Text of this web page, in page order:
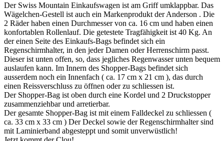
Der Swiss Mountain Einkaufswagen ist am Griff umklappbar. Das
Wägelchen-Gestell ist auch ein Markenprodukt der Anderson . Die
2 Räder haben einen Durchmesser von ca. 16 cm und haben einen
konfortablen Rollenlauf. Die getestete Tragfähigkeit ist 40 Kg. An
der einen Seite des Einkaufs-Bags befindet sich ein
Regenschirmhalter, in den jeder Damen oder Herrenschirm passt.
Dieser ist unten offen, so, dass jegliches Regenwasser unten bequem
auslaufen kann. Im Innern des Shopper-Bags befindet sich
ausserdem noch ein Innenfach ( ca. 17 cm x 21 cm ), das durch
einen Reissverschluss zu öffnen oder zu schliessen ist.
Der Shopper-Bag ist oben durch eine Kordel und 2 Druckstopper
zusammenziehbar und arretierbar.
Der gesamte Shopper-Bag ist mit einem Falldeckel zu schliessen (
ca. 33 cm x 33 cm ) Der Deckel sowie der Regenschirmhalter sind
mit Laminierband abgesteppt und somit unverwüstlich!